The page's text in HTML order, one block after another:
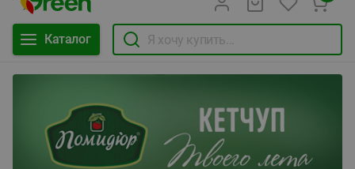
Каталог